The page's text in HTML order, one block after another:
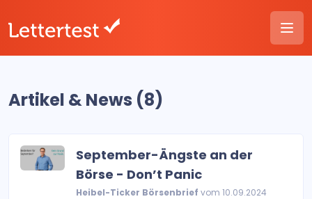
Artikel & News (8)
September-Ängste an der
Börse - Don’t Panic
Heibel-Ticker Börsenbrief vom 10.09.2024